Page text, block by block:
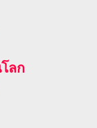
ลก